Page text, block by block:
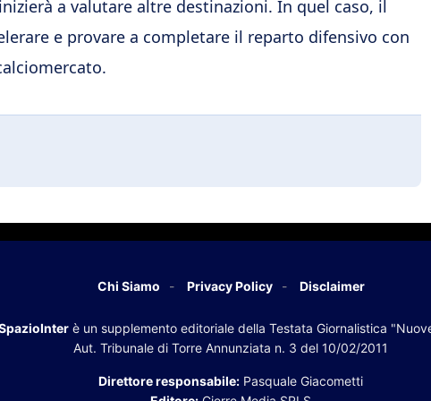
a valutare altre destinazioni. In quel caso, il
e provare a completare il reparto difensivo con
Chi Siamo Privacy Policy Disclaimer
è un supplemento editoriale della Testata Giornalistica
Aut. Tribunale di Torre Annunziata n. 3 del 10/02/2011
Direttore responsabile: Pasquale Giacometti